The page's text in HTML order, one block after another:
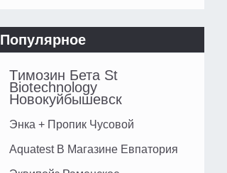
Популярное
Tимозин Бета St
Biotechnology
Новокуйбышевск
Энка + Пропик Чусовой
Aquatest В Магазине Евпатория